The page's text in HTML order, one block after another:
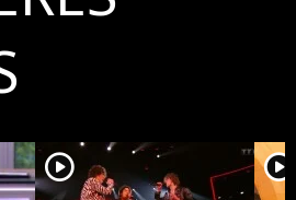
player2 player2